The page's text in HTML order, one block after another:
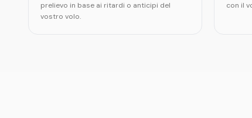
prelievo in base ai ritardi o anticipi del
vostro volo.
con il